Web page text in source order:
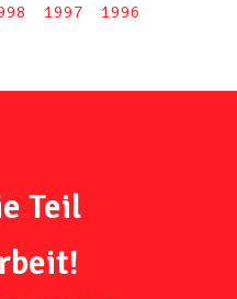
1997 1996
Teil